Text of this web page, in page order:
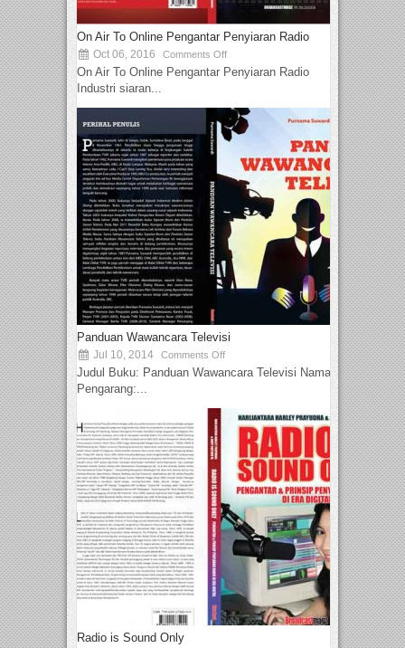
On Air To Online Pengantar Penyiaran Radio
Oct 06, 2016 Comments Off
On Air To Online Pengantar Penyiaran Radio
Industri siaran...
Panduan Wawancara Televisi
Jul 10, 2014 Comments Off
Judul Buku: Panduan Wawancara Televisi Nama
Pengarang:...
Radio is Sound Only